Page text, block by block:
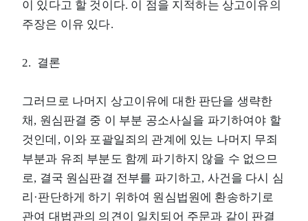
이 있다고 할 것이다. 이 점을 지적하는 상고이유의
주장은 이유 있다.
2. 결론
그러므로 나머지 상고이유에 대한 판단을 생략한
채, 원심판결 중 이 부분 공소사실을 파기하여야 할
것인데, 이와 포괄일죄의 관계에 있는 나머지 무죄
부분과 유죄 부분도 함께 파기하지 않을 수 없으므
로, 결국 원심판결 전부를 파기하고, 사건을 다시 심
리·판단하게 하기 위하여 원심법원에 환송하기로
관여 대법관의 의견이 일치되어 주문과 같이 판결